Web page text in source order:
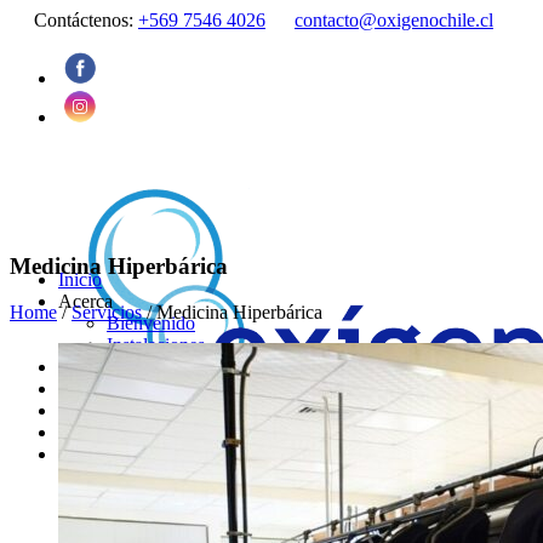
Contáctenos: +569 7546 4026 contacto@oxigenochile.cl
Inicio
Acerca
Bienvenido
Instalaciones
Servicios
Equipo de trabajo
Noticias
Contacto
Agendar Hora
Medicina Hiperbárica
Home /Servicios /Medicina Hiperbárica